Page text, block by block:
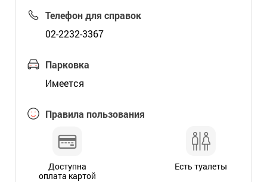
Телефон для справок
02-2232-3367
Парковка
Имеется
Правила пользования
Доступна
оплата картой
Есть туалеты